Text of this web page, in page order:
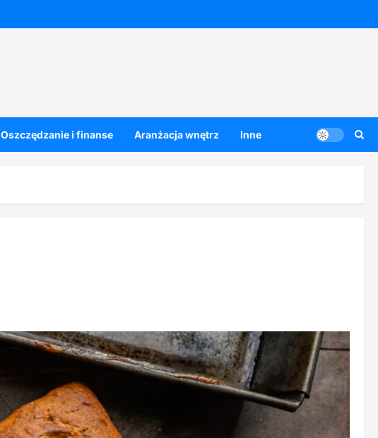
Oszczędzanie i finanse Aranżacja wnętrz Inne